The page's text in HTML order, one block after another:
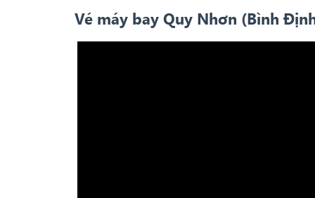
Đô
Vịnh
Vé máy bay Quy Nhơn (Bình